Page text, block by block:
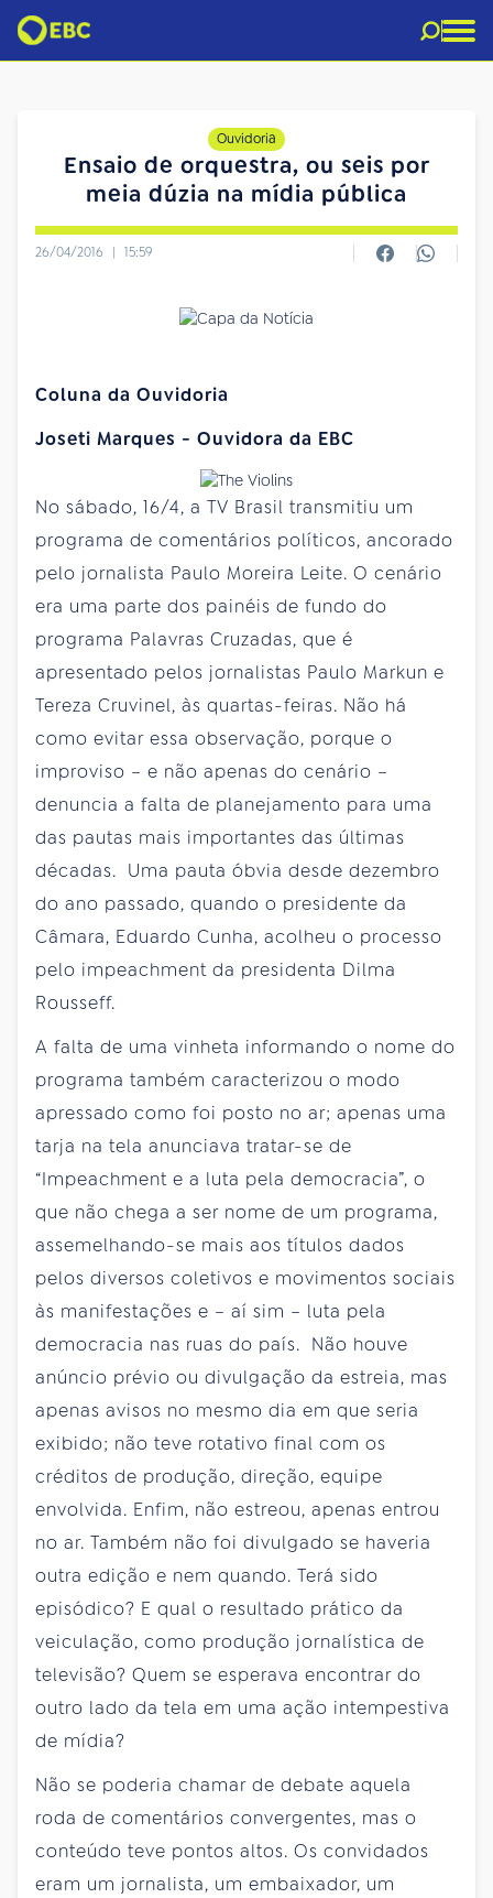
Ouvidoria
Ensaio de orquestra, ou seis por
meia dúzia na mídia pública
26/04/2016 | 15:59
Coluna da Ouvidoria
Joseti Marques - Ouvidora da EBC
No sábado, 16/4, a TV Brasil transmitiu um
programa de comentários políticos, ancorado
pelo jornalista Paulo Moreira Leite. O cenário
era uma parte dos painéis de fundo do
programa Palavras Cruzadas, que é
apresentado pelos jornalistas Paulo Markun e
Tereza Cruvinel, às quartas-feiras. Não há
como evitar essa observação, porque o
improviso – e não apenas do cenário –
denuncia a falta de planejamento para uma
das pautas mais importantes das últimas
décadas. Uma pauta óbvia desde dezembro
do ano passado, quando o presidente da
Câmara, Eduardo Cunha, acolheu o processo
pelo impeachment da presidenta Dilma
Rousseff.
A falta de uma vinheta informando o nome do
programa também caracterizou o modo
apressado como foi posto no ar; apenas uma
tarja na tela anunciava tratar-se de
“Impeachment e a luta pela democracia”, o
que não chega a ser nome de um programa,
assemelhando-se mais aos títulos dados
pelos diversos coletivos e movimentos sociais
às manifestações e – aí sim – luta pela
democracia nas ruas do país. Não houve
anúncio prévio ou divulgação da estreia, mas
apenas avisos no mesmo dia em que seria
exibido; não teve rotativo final com os
créditos de produção, direção, equipe
envolvida. Enfim, não estreou, apenas entrou
no ar. Também não foi divulgado se haveria
outra edição e nem quando. Terá sido
episódico? E qual o resultado prático da
veiculação, como produção jornalística de
televisão? Quem se esperava encontrar do
outro lado da tela em uma ação intempestiva
de mídia?
Não se poderia chamar de debate aquela
roda de comentários convergentes, mas o
conteúdo teve pontos altos. Os convidados
eram um jornalista, um embaixador, um